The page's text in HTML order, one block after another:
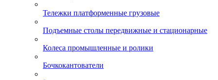
Тележки платформенные грузовые
Подъемные столы передвижные и стационарные
Колеса промышленные и ролики
Бочкокантователи